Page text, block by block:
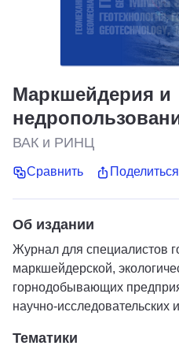
Маркшейдерия и
ВАК и РИНЦ
Сравнить Поделиться
Об издании
Журнал для специалистов
маркшейдерской,
горнодобывающих
научно-исследовательских
Тематики